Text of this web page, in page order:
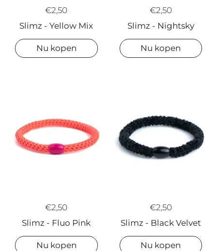
€2,50
Slimz - Yellow Mix
Nu kopen
€2,50
Slimz - Nightsky
Nu kopen
€2,50
Slimz - Fluo Pink
Nu kopen
€2,50
Slimz - Black Velvet
Nu kopen